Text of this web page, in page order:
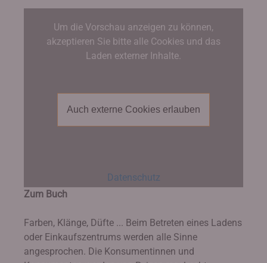
Um die Vorschau anzeigen zu können,
akzeptieren Sie bitte alle Cookies und das
Laden externer Inhalte.
Auch externe Cookies erlauben
Datenschutz
Zum Buch
Farben, Klänge, Düfte ... Beim Betreten eines Ladens
oder Einkaufszentrums werden alle Sinne
angesprochen. Die Konsumentinnen und